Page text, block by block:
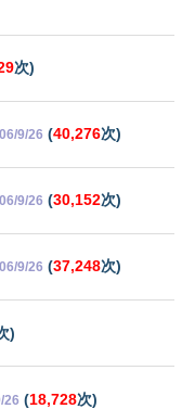
次)
9/26 (40,276次)
9/26 (30,152次)
9/26 (37,248次)
)
26 (18,728次)